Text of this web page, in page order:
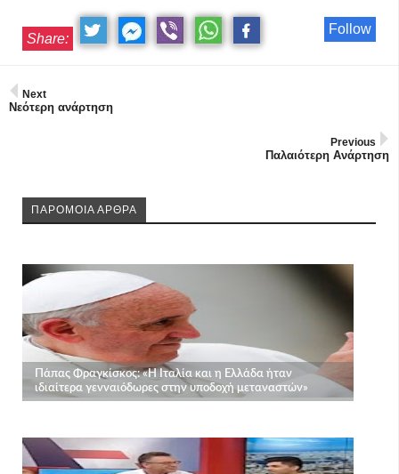
Follow
Share:
Next
Νεότερη ανάρτηση
Previous
Παλαιότερη Ανάρτηση
ΠΑΡΟΜΟΙΑ ΑΡΘΡΑ